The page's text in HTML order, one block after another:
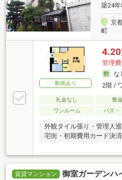
築24
京
町
動画あり
4.20
管理
な
2階 /
礼金なし 敷
ワンルーム
バス・
外観タイル張り・管理人
宅街・初期費用カード決
賃貸マンション 御室ガーデンハ